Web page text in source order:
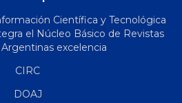
Científica y Tecnológica
el Núcleo Básico de Revistas
excelencia
CIRC
DOAJ